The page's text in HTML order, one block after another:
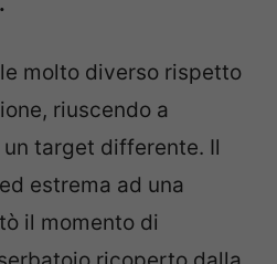
molto diverso rispetto
riuscendo a
target differente. Il
estrema ad una
il momento di